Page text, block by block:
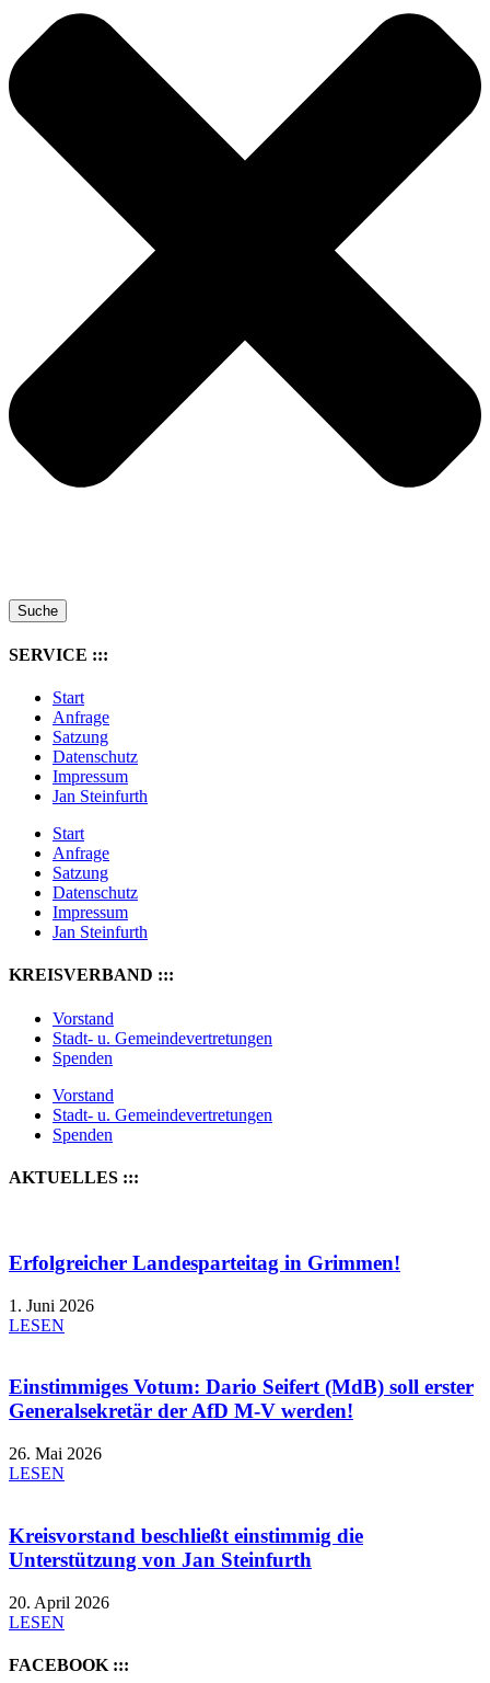
Suche
SERVICE :::
Start
Anfrage
Satzung
Datenschutz
Impressum
Jan Steinfurth
Start
Anfrage
Satzung
Datenschutz
Impressum
Jan Steinfurth
KREISVERBAND :::
Vorstand
Stadt- u. Gemeindevertretungen
Spenden
Vorstand
Stadt- u. Gemeindevertretungen
Spenden
AKTUELLES :::
Erfolgreicher Landesparteitag in Grimmen!
1. Juni 2026
LESEN
Einstimmiges Votum: Dario Seifert (MdB) soll erster
Generalsekretär der AfD M-V werden!
26. Mai 2026
LESEN
Kreisvorstand beschließt einstimmig die
Unterstützung von Jan Steinfurth
20. April 2026
LESEN
FACEBOOK :::